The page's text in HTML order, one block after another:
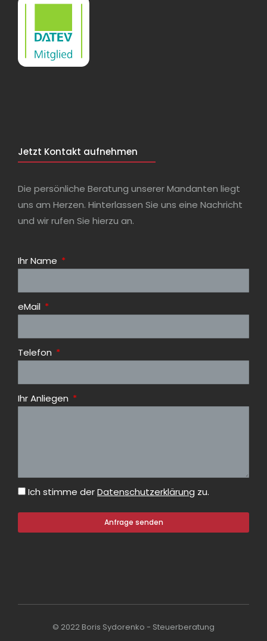
Jetzt Kontakt aufnehmen
Die persönliche Beratung unserer Mandanten liegt
uns am Herzen. Hinterlassen Sie uns eine Nachricht
und wir rufen Sie hierzu an.
Ihr Name
eMail
Telefon
Ihr Anliegen
Ich stimme derDatenschutzerklärung zu.
Anfrage senden
© 2022 Boris Sydorenko - Steuerberatung